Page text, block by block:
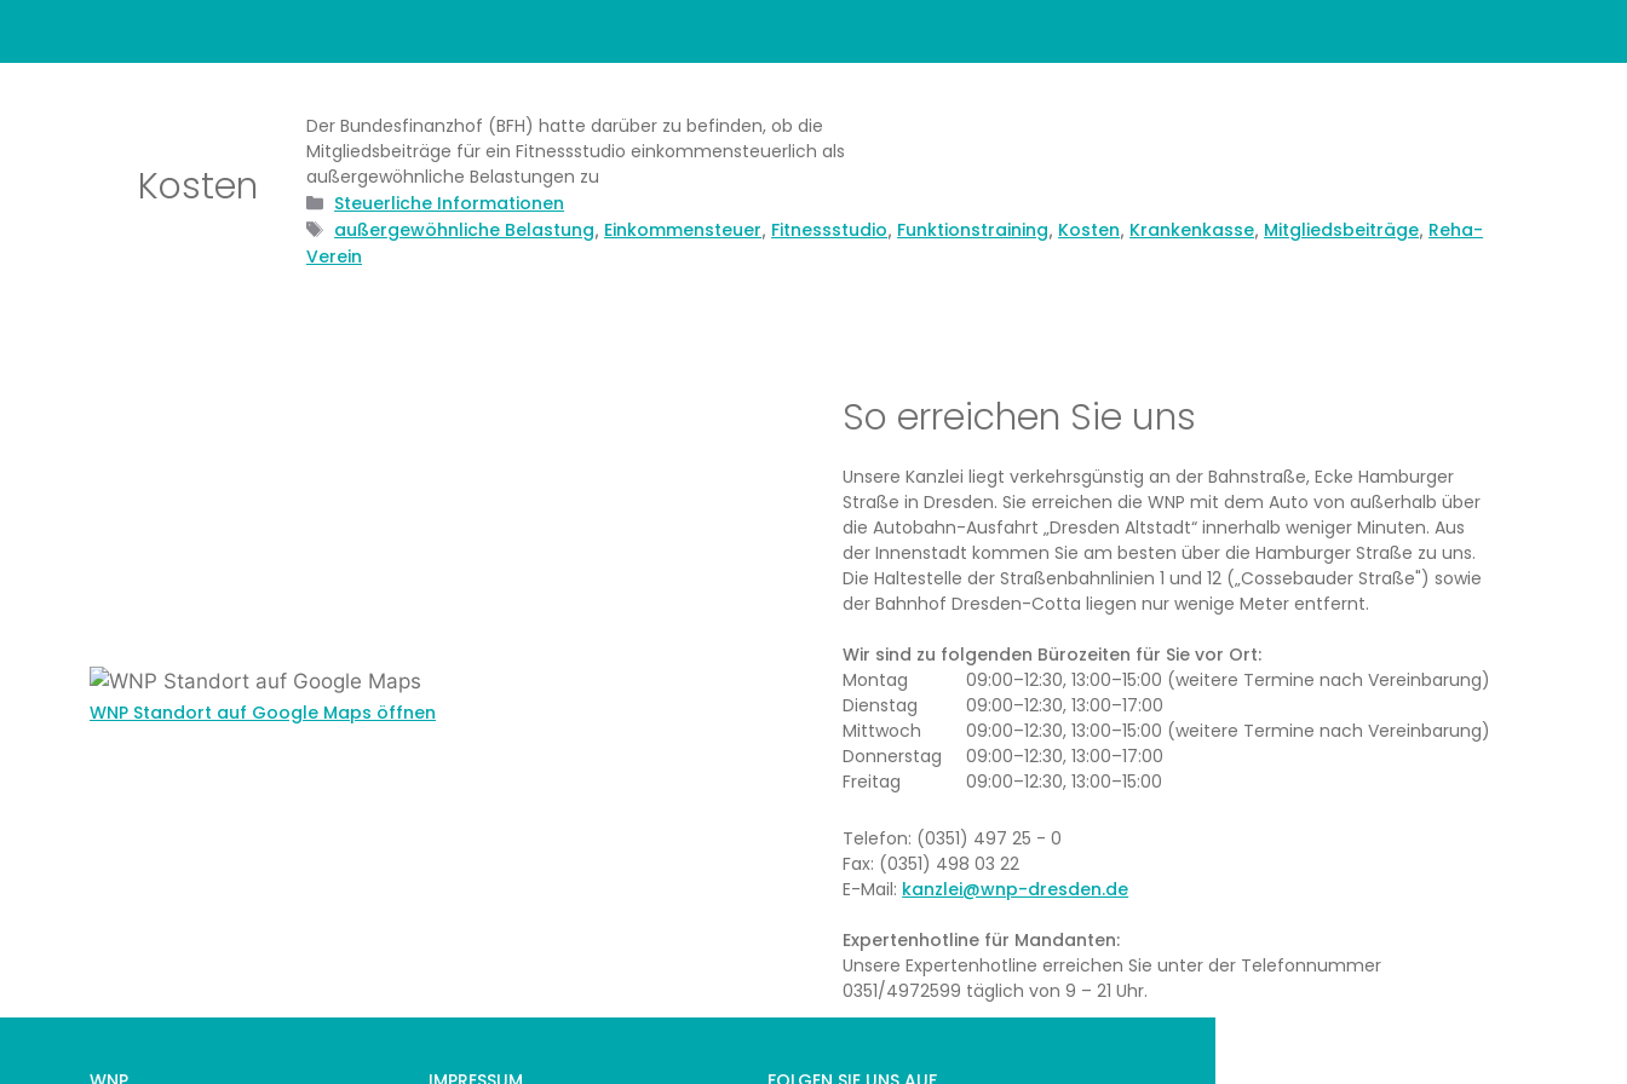
Kosten
Der Bundesfinanzhof (BFH) hatte darüber zu befinden, ob die
Mitgliedsbeiträge für ein Fitnessstudio einkommensteuerlich als
außergewöhnliche Belastungen zu
Kategorien
Steuerliche Informationen
Schlagwörter
außergewöhnliche Belastung, Einkommensteuer, Fitnessstudio, Funktionstraining, Kosten, Krankenkasse, Mitgliedsbeiträge, Reha-
Verein
WNP Standort auf Google Maps öffnen
So erreichen Sie uns
Unsere Kanzlei liegt verkehrsgünstig an der Bahnstraße, Ecke Hamburger
Straße in Dresden. Sie erreichen die WNP mit dem Auto von außerhalb über
die Autobahn-Ausfahrt „Dresden Altstadt“ innerhalb weniger Minuten. Aus
der Innenstadt kommen Sie am besten über die Hamburger Straße zu uns.
Die Haltestelle der Straßenbahnlinien 1 und 12 („Cossebauder Straße") sowie
der Bahnhof Dresden-Cotta liegen nur wenige Meter entfernt.
Wir sind zu folgenden Bürozeiten für Sie vor Ort:
Montag
09:00–12:30, 13:00–15:00 (weitere Termine nach Vereinbarung)
Dienstag
09:00–12:30, 13:00–17:00
Mittwoch
09:00–12:30, 13:00–15:00 (weitere Termine nach Vereinbarung)
Donnerstag
09:00–12:30, 13:00–17:00
Freitag
09:00–12:30, 13:00–15:00
Telefon: (0351) 497 25 - 0
Fax: (0351) 498 03 22
E-Mail: kanzlei@wnp-dresden.de
Expertenhotline für Mandanten:
Unsere Expertenhotline erreichen Sie unter der Telefonnummer
0351/4972599 täglich von 9 – 21 Uhr.